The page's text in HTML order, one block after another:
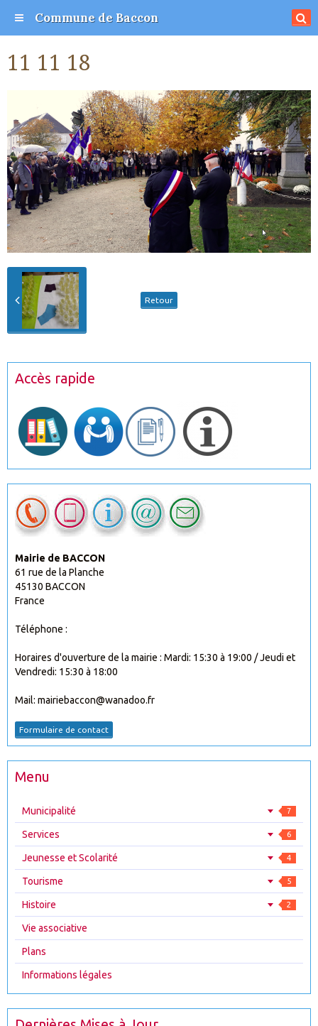
Commune de Baccon
11 11 18
Retour
Accès rapide
Mairie de BACCON
61 rue de la Planche
45130 BACCON
France
Téléphone :
Horaires d'ouverture de la mairie : Mardi: 15:30 à 19:00 / Jeudi et
Vendredi: 15:30 à 18:00
Mail: mairiebaccon@wanadoo.fr
Formulaire de contact
Menu
Municipalité 7
Services 6
Jeunesse et Scolarité 4
Tourisme 5
Histoire 2
Vie associative
Plans
Informations légales